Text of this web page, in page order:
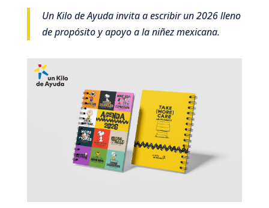
Un Kilo de Ayuda invita a escribir un 2026 lleno
de propósito y apoyo a la niñez mexicana.